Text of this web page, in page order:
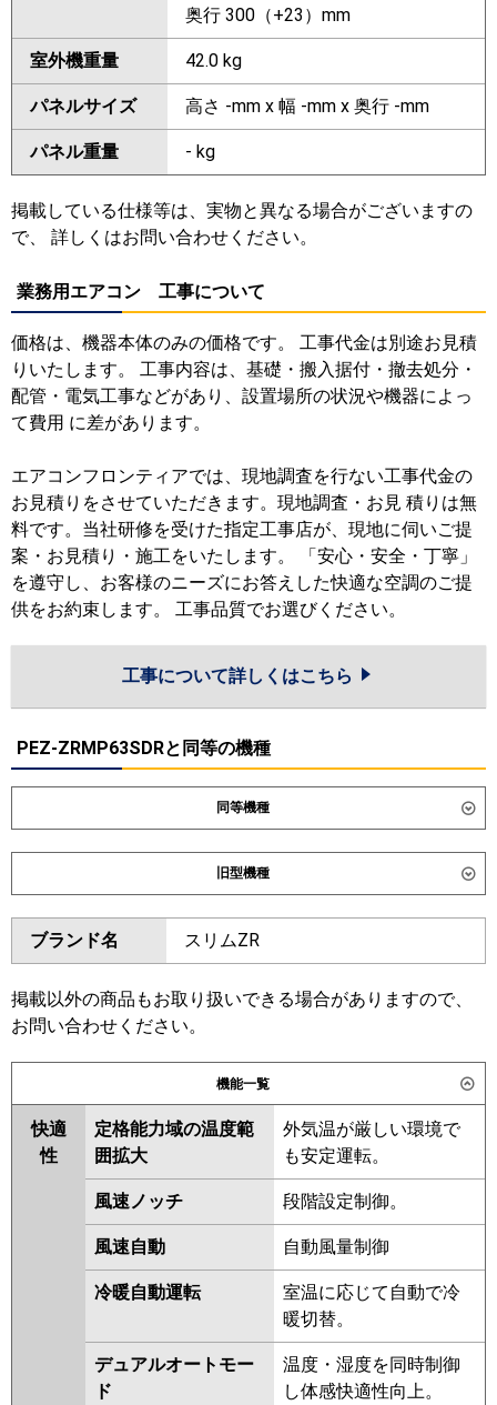
奥行 300（+23）mm
室外機重量 42.0 kg
パネルサイズ 高さ -mm x 幅 -mm x 奥行 -mm
パネル重量 - kg
掲載している仕様等は、実物と異なる場合がございますの
で、 詳しくはお問い合わせください。
業務用エアコン 工事について
価格は、機器本体のみの価格です。 工事代金は別途お見積
りいたします。 工事内容は、基礎・搬入据付・撤去処分・
配管・電気工事などがあり、設置場所の状況や機器によっ
て費用 に差があります。
エアコンフロンティアでは、現地調査を行ない工事代金の
お見積りをさせていただきます。現地調査・お見 積りは無
料です。当社研修を受けた指定工事店が、現地に伺いご提
案・お見積り・施工をいたします。 「安心・安全・丁寧」
を遵守し、お客様のニーズにお答えした快適な空調のご提
供をお約束します。 工事品質でお選びください。
工事について詳しくはこちら
PEZ-ZRMP63SDRと同等の機種
同等機種
ダイキン SSRM63DV SSRMM63DV
東芝 GDXA06313JMUB
三菱電機 PEZ-ZRMP63SD6
日立 RPI-GP63RGHJC9
RPI-
GP63RGHJ9
三菱重工 FDUZ636HK6S
パナソニック PA-P63FE7SGNC PA-P63FE7SGC
旧型機種
ダイキン SSRM63CV SSRMM63CV
SSRM63BYV
SSRM63BJV SSRMM63BJV
SSRJM63BJV SSRJMM63BJV
SSRJM63BFV
SSRM63BCV
東芝
RDXA06333JMUB
RDXA06333JMU
三菱電機 PEZ-ZRMP63SD5 PEZ-
ZRMP63SD4 PEZ-ZRMP63SD3
PEZ-ZRMP63SD2 PEZ-
ZRMP63SDZ PEZ-ZRMP63SDY
PEZ-ZRMP63SDV
RPI-GP63RGHJC8 RPI-
GP63RGHJ8 RPI-GP63RGHJC7
RPI-GP63RGHJ7 RPI-
ブランド名 スリムZR
掲載以外の商品もお取り扱いできる場合がありますので、
お問い合わせください。
機能一覧
快適
性
定格能力域の温度範
囲拡大
外気温が厳しい環境で
も安定運転。
風速ノッチ 段階設定制御。
風速自動 自動風量制御
冷暖自動運転
室温に応じて自動で冷
暖切替。
デュアルオートモー
ド
温度・湿度を同時制御
し体感快適性向上。